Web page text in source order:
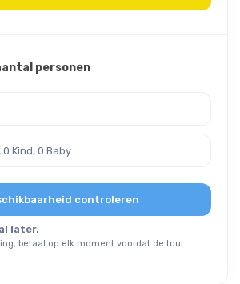
personen
0 Kind, 0 Baby
controleren
later.
betaal op elk moment voordat de tour